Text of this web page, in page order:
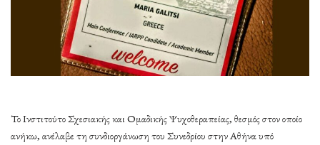
Το Ινστιτούτο Σχεσιακής και Ομαδικής Ψυχοθεραπείας, θεσμός στον οποίο
ανήκω, ανέλαβε τη συνδιοργάνωση του Συνεδρίου στην Αθήνα υπό